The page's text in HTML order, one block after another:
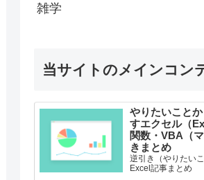
雑学
当サイトのメインコン
やりたいこと
すエクセル（
関数・VBA（
きまとめ
逆引き（やりたい
Excel記事まとめ